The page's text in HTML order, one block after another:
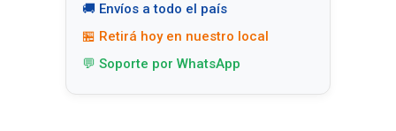
🚚 Envíos a todo el país
🏪 Retirá hoy en nuestro local
💬 Soporte por WhatsApp